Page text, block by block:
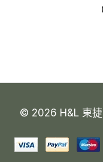
© 2026 H&L 東